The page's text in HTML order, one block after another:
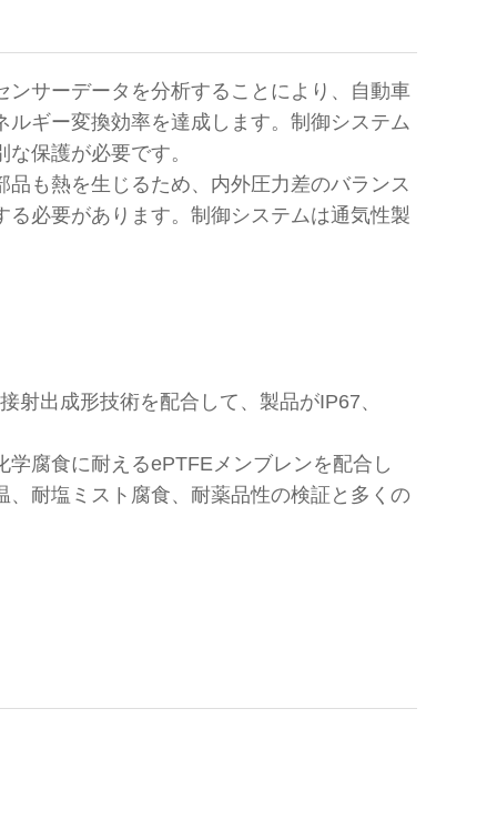
サーデータを分析することにより、自動車
ギー変換効率を達成します。制御システム
保護が必要です。
も熱を生じるため、内外圧力差のバランス
必要があります。制御システムは通気性製
射出成形技術を配合して、製品がIP67、
腐食に耐えるePTFEメンブレンを配合し
耐塩ミスト腐食、耐薬品性の検証と多くの